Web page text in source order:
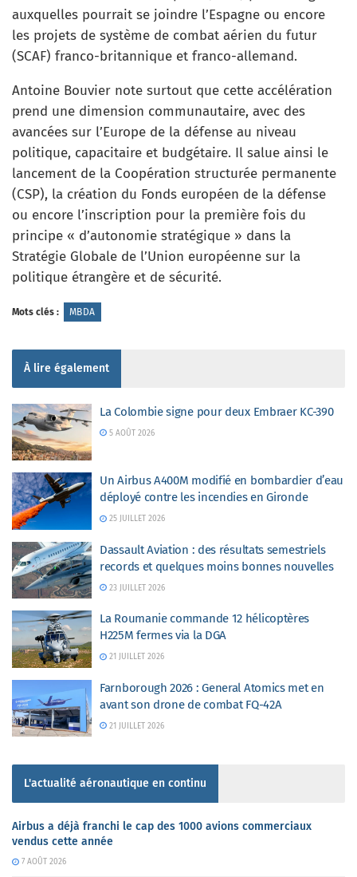
auxquelles pourrait se joindre l’Espagne ou encore
les projets de système de combat aérien du futur
(SCAF) franco-britannique et franco-allemand.
Antoine Bouvier note surtout que cette accélération
prend une dimension communautaire, avec des
avancées sur l’Europe de la défense au niveau
politique, capacitaire et budgétaire. Il salue ainsi le
lancement de la Coopération structurée permanente
(CSP), la création du Fonds européen de la défense
ou encore l’inscription pour la première fois du
principe « d’autonomie stratégique » dans la
Stratégie Globale de l’Union européenne sur la
politique étrangère et de sécurité.
Mots clés : MBDA
À lire également
La Colombie signe pour deux Embraer KC-390
5 AOÛT 2026
Un Airbus A400M modifié en bombardier d’eau
déployé contre les incendies en Gironde
25 JUILLET 2026
Dassault Aviation : des résultats semestriels
records et quelques moins bonnes nouvelles
23 JUILLET 2026
La Roumanie commande 12 hélicoptères
H225M fermes via la DGA
21 JUILLET 2026
Farnborough 2026 : General Atomics met en
avant son drone de combat FQ-42A
21 JUILLET 2026
L'actualité aéronautique en continu
Airbus a déjà franchi le cap des 1000 avions commerciaux
vendus cette année
7 AOÛT 2026